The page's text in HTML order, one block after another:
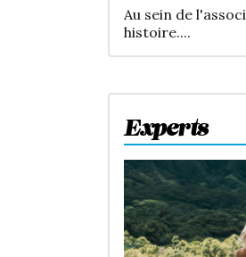
Experts
Au sein de
histoire....